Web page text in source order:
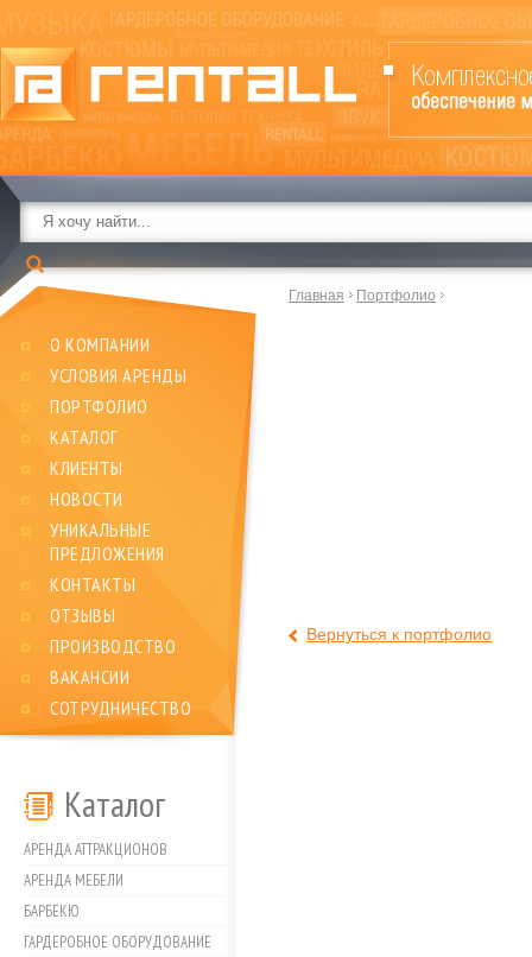
О КОМПАНИИ
УСЛОВИЯ АРЕНДЫ
ПОРТФОЛИО
КАТАЛОГ
КЛИЕНТЫ
НОВОСТИ
УНИКАЛЬНЫЕ
ПРЕДЛОЖЕНИЯ
КОНТАКТЫ
ОТЗЫВЫ
ПРОИЗВОДСТВО
ВАКАНСИИ
СОТРУДНИЧЕСТВО
Каталог
АРЕНДА АТТРАКЦИОНОВ
АРЕНДА МЕБЕЛИ
БАРБЕКЮ
ГАРДЕРОБНОЕ ОБОРУДОВАНИЕ
Главная Портфолио
Вернуться к портфолио